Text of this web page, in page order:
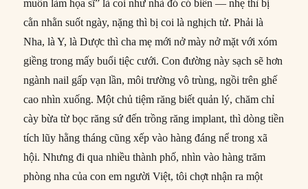
muốn làm họa sĩ” là coi như nhà đó có biến — nhẹ thì bị
cằn nhằn suốt ngày, nặng thì bị coi là nghịch tử. Phải là
Nha, là Y, là Dược thì cha mẹ mới nở mày nở mặt với xóm
giềng trong mấy buổi tiệc cưới. Con đường này sạch sẽ hơn
ngành nail gấp vạn lần, môi trường vô trùng, ngồi trên ghế
cao nhìn xuống. Một chủ tiệm răng biết quản lý, chăm chỉ
cày bừa từ bọc răng sứ đến trồng răng implant, thì dòng tiền
tích lũy hằng tháng cũng xếp vào hàng đáng nể trong xã
hội. Nhưng đi qua nhiều thành phố, nhìn vào hàng trăm
phòng nha của con em người Việt, tôi chợt nhận ra một